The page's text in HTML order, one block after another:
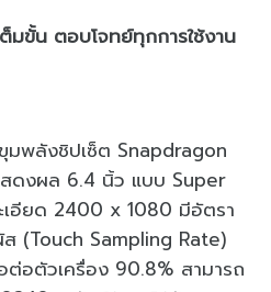
มขั้น ตอบโจทย์ทุกการใช้งาน
พลังชิปเซ็ต Snapdragon
ดงผล 6.4 นิ้ว แบบ Super
เอียด 2400 x 1080 มีอัตรา
(Touch Sampling Rate)
อตัวเครื่อง 90.8% สามารถ